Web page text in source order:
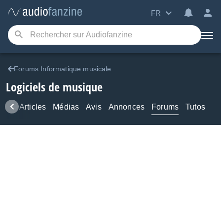
FR
Forums Informatique musicale
Logiciels de musique
Articles Médias Avis Annonces Forums Tutos